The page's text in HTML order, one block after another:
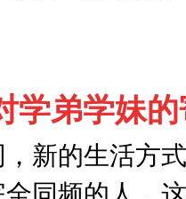
学弟学妹
新的生活方